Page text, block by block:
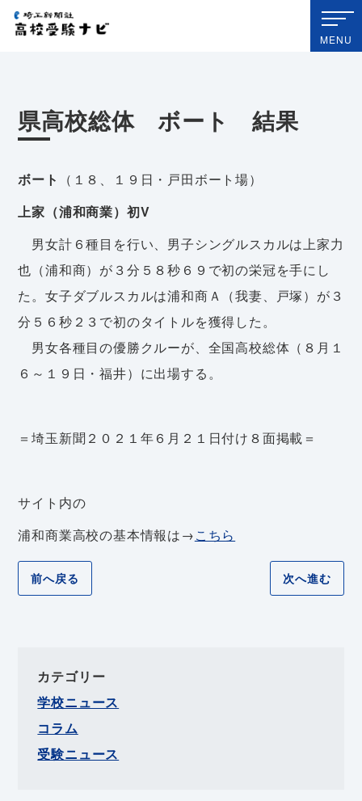
埼玉新聞社 高校受験ナビ
MENU
県高校総体 ボート 結果
ボート
（１８、１９日・戸田ボート場）
上家（浦和商業）初V
男女計６種目を行い、男子シングルスカルは上家力
也（浦和商）が３分５８秒６９で初の栄冠を手にし
た。女子ダブルスカルは浦和商Ａ（我妻、戸塚）が３
分５６秒２３で初のタイトルを獲得した。
男女各種目の優勝クルーが、全国高校総体（８月１
６～１９日・福井）に出場する。
＝埼玉新聞２０２１年６月２１日付け８面掲載＝
サイト内の
浦和商業高校の基本情報は→こちら
前へ戻る 次へ進む
カテゴリー
学校ニュース
コラム
受験ニュース